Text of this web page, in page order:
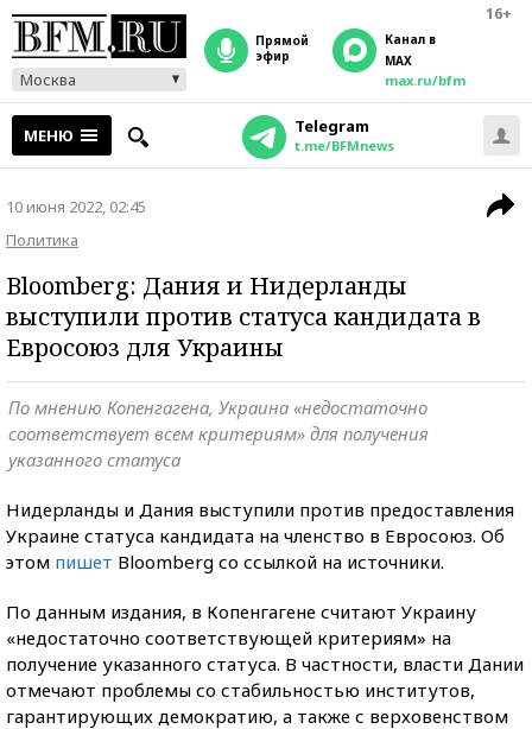
16+
Москва
прямой
эфир
Канал в
MAX
max.ru/bfm
МЕНЮ Telegram
t.me/BFMnews
10 июня 2022, 02:45
Политика
Bloomberg: Дания и Нидерланды
выступили против статуса кандидата в
Евросоюз для Украины
По мнению Копенгагена, Украина «недостаточно
соответствует всем критериям» для получения
указанного статуса
Нидерланды и Дания выступили против предоставления
Украине статуса кандидата на членство в Евросоюз. Об
этом пишет Bloomberg со ссылкой на источники.
По данным издания, в Копенгагене считают Украину
«недостаточно соответствующей критериям» на
получение указанного статуса. В частности, власти Дании
отмечают проблемы со стабильностью институтов,
гарантирующих демократию, а также с верховенством